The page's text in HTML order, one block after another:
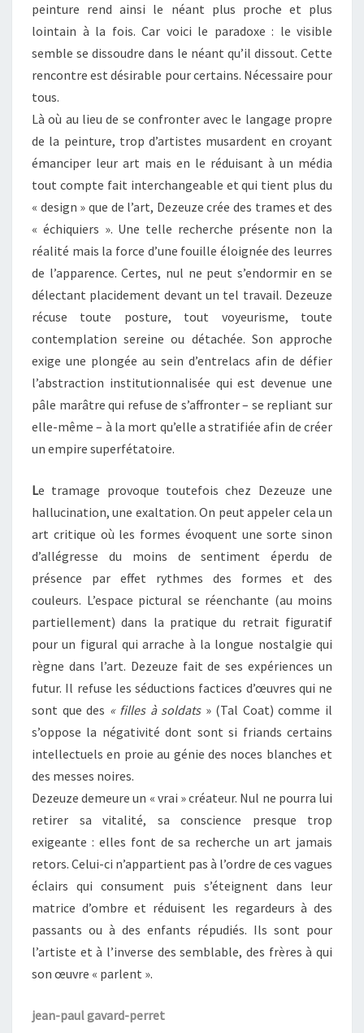
peinture rend ainsi le néant plus proche et plus
lointain à la fois. Car voici le paradoxe : le visible
semble se dissoudre dans le néant qu’il dissout. Cette
rencontre est désirable pour certains. Nécessaire pour
tous.
Là où au lieu de se confronter avec le langage propre
de la peinture, trop d’artistes musardent en croyant
émanciper leur art mais en le réduisant à un média
tout compte fait interchangeable et qui tient plus du
« design » que de l’art, Dezeuze crée des trames et des
« échiquiers ». Une telle recherche présente non la
réalité mais la force d’une fouille éloignée des leurres
de l’apparence. Certes, nul ne peut s’endormir en se
délectant placidement devant un tel travail. Dezeuze
récuse toute posture, tout voyeurisme, toute
contemplation sereine ou détachée. Son approche
exige une plongée au sein d’entrelacs afin de défier
l’abstraction institutionnalisée qui est devenue une
pâle marâtre qui refuse de s’affronter – se repliant sur
elle-même – à la mort qu’elle a stratifiée afin de créer
un empire superfétatoire.
Le tramage provoque toutefois chez Dezeuze une
hallucination, une exaltation. On peut appeler cela un
art critique où les formes évoquent une sorte sinon
d’allégresse du moins de sentiment éperdu de
présence par effet rythmes des formes et des
couleurs. L’espace pictural se réenchante (au moins
partiellement) dans la pratique du retrait figuratif
pour un figural qui arrache à la longue nostalgie qui
règne dans l’art. Dezeuze fait de ses expériences un
futur. Il refuse les séductions factices d’œuvres qui ne
sont que des « filles à soldats» (Tal Coat) comme il
s’oppose la négativité dont sont si friands certains
intellectuels en proie au génie des noces blanches et
des messes noires.
Dezeuze demeure un « vrai » créateur. Nul ne pourra lui
retirer sa vitalité, sa conscience presque trop
exigeante : elles font de sa recherche un art jamais
retors. Celui-ci n’appartient pas à l’ordre de ces vagues
éclairs qui consument puis s’éteignent dans leur
matrice d’ombre et réduisent les regardeurs à des
passants ou à des enfants répudiés. Ils sont pour
l’artiste et à l’inverse des semblable, des frères à qui
son œuvre « parlent ».
jean-paul gavard-perret